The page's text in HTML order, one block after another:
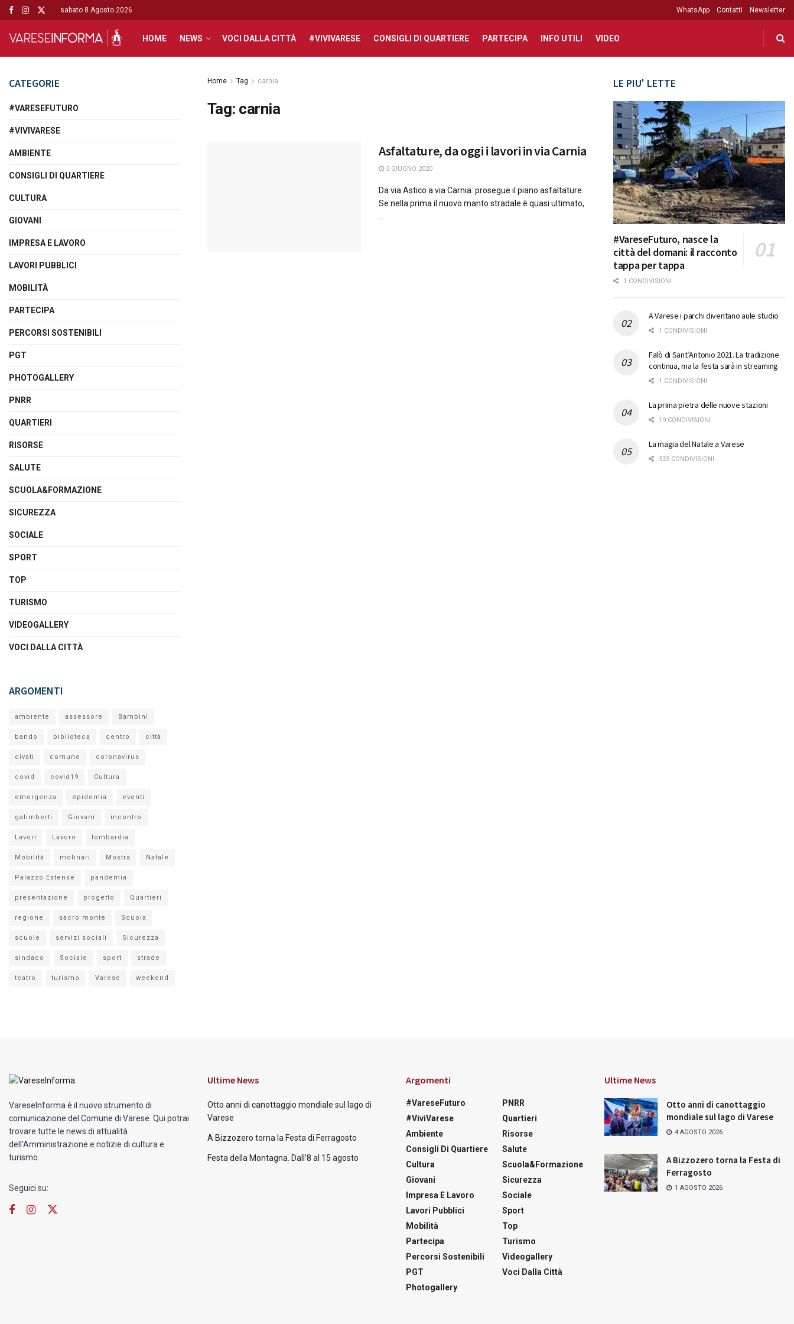
sabato 8 Agosto 2026 WhatsApp Contatti Newsletter
HOME NEWS VOCI DALLA CITTÀ #VIVIVARESE CONSIGLI DI QUARTIERE PARTECIPA INFO UTILI VIDEO
Home Tag carnia
Tag: carnia
Asfaltature, da oggi i lavori in via Carnia
3 GIUGNO 2020
Da via Astico a via Carnia: prosegue il piano asfaltature.
Se nella prima il nuovo manto stradale è quasi ultimato,
CATEGORIE
#VARESEFUTURO
#VIVIVARESE
AMBIENTE
CONSIGLI DI QUARTIERE
CULTURA
GIOVANI
IMPRESA E LAVORO
LAVORI PUBBLICI
MOBILITÀ
PARTECIPA
PERCORSI SOSTENIBILI
PGT
PHOTOGALLERY
PNRR
QUARTIERI
RISORSE
SALUTE
SCUOLA&FORMAZIONE
SICUREZZA
SOCIALE
SPORT
TOP
TURISMO
VIDEOGALLERY
VOCI DALLA CITTÀ
ARGOMENTI
ambiente assessore Bambini
bando biblioteca centro città
civati comune coronavirus
covid covid19 Cultura
emergenza epidemia eventi
galimberti Giovani incontro
Lavori Lavoro lombardia
Mobilità molinari Mostra Natale
Palazzo Estense pandemia
presentazione progetto Quartieri
regione sacro monte Scuola
scuole servizi sociali Sicurezza
sindaco Sociale sport strade
teatro turismo Varese weekend
LE PIU' LETTE
#VareseFuturo, nasce la
città del domani: il racconto
tappa per tappa
1 CONDIVISIONI
A Varese i parchi diventano aule studio
1 CONDIVISIONI
Falò di Sant’Antonio 2021. La tradizione
continua, ma la festa sarà in streaming
1 CONDIVISIONI
La prima pietra delle nuove stazioni
19 CONDIVISIONI
La magia del Natale a Varese
323 CONDIVISIONI
VareseInforma è il nuovo strumento di
comunicazione del Comune di Varese. Qui potrai
trovare tutte le news di attualità
dell'Amministrazione e notizie di cultura e
turismo.
Seguici su:
Ultime News
Otto anni di canottaggio mondiale sul lago di
Varese
A Bizzozero torna la Festa di Ferragosto
Festa della Montagna. Dall’8 al 15 agosto
Argomenti
#VareseFuturo
#ViviVarese
Ambiente
Consigli Di Quartiere
Cultura
Giovani
Impresa E Lavoro
Lavori Pubblici
Mobilità
Partecipa
Percorsi Sostenibili
PGT
Photogallery
PNRR
Quartieri
Risorse
Salute
Scuola&Formazione
Sicurezza
Sociale
Sport
Top
Turismo
Videogallery
Voci Dalla Città
Ultime News
Otto anni di canottaggio
mondiale sul lago di Varese
4 AGOSTO 2026
A Bizzozero torna la Festa di
Ferragosto
1 AGOSTO 2026